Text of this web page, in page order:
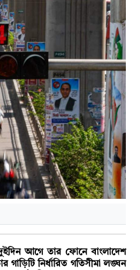
আগে তার ফোনে বাংলাদেশ
নির্ধারিত গতিসীমা লঙ্ঘন